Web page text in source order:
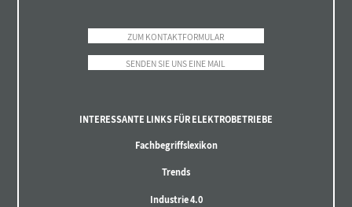
ZUM KONTAKTFORMULAR
SENDEN SIE UNS EINE MAIL
INTERESSANTE LINKS FÜR ELEKTROBETRIEBE
Fachbegriffslexikon
Trends
Industrie 4.0